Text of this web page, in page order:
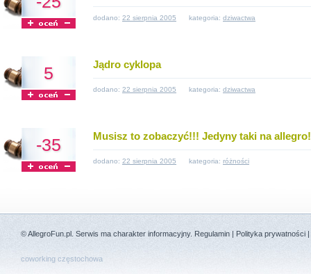
dodano: 22 sierpnia 2005 kategoria: dziwactwa
5 Jądro cyklopa
dodano: 22 sierpnia 2005 kategoria: dziwactwa
-35 Musisz to zobaczyć!!! Jedyny taki na
dodano: 22 sierpnia 2005 kategoria: różności
©AllegroFun.pl . Serwis ma charakter informacyjny. Regulamin | Polityka prywatności |
coworking częstochowa